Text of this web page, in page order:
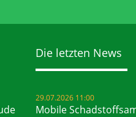
Die letzten News
29.07.2026 11:00
Mobile